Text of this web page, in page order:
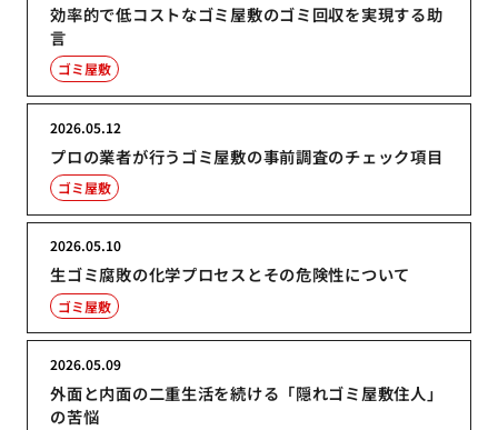
効率的で低コストなゴミ屋敷のゴミ回収を実現する助
言
ゴミ屋敷
プロの業者が行うゴミ屋敷の事前調査のチェック項目
2026.05.12
ゴミ屋敷
生ゴミ腐敗の化学プロセスとその危険性について
2026.05.10
ゴミ屋敷
外面と内面の二重生活を続ける「隠れゴミ屋敷住人」
の苦悩
2026.05.09